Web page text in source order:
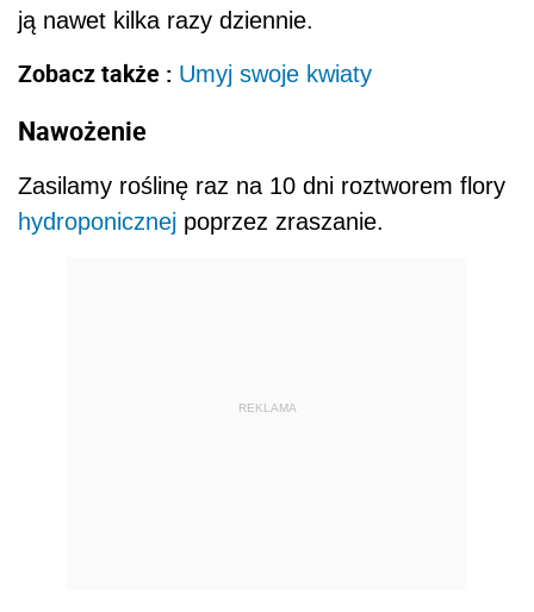
ją nawet kilka razy dziennie.
Zobacz także : Umyj swoje kwiaty
Nawożenie
Zasilamy roślinę raz na 10 dni roztworem flory
hydroponicznej poprzez zraszanie.
REKLAMA